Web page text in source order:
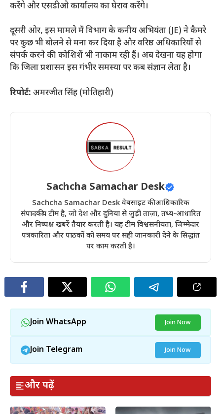
करेंगे और एसडीओ कार्यालय का घेराव करेंगे।
​दूसरी ओर, इस मामले में विभाग के कनीय अभियंता (JE) ने कैमरे
पर कुछ भी बोलने से मना कर दिया है और वरिष्ठ अधिकारियों से
संपर्क करने की कोशिशें भी नाकाम रही हैं। अब देखना यह होगा
कि जिला प्रशासन इस गंभीर समस्या पर कब संज्ञान लेता है।
रिपोर्ट: अमरजीत सिंह (मोतिहारी)
Sachcha Samachar Desk
Sachcha Samachar Desk वेबसाइट की आधिकारिक
संपादकीय टीम है, जो देश और दुनिया से जुड़ी ताज़ा, तथ्य-आधारित
और निष्पक्ष खबरें तैयार करती है। यह टीम विश्वसनीयता, ज़िम्मेदार
पत्रकारिता और पाठकों को समय पर सही जानकारी देने के सिद्धांत
पर काम करती है।
Join WhatsApp Join Now
Join Telegram Join Now
और पढ़ें